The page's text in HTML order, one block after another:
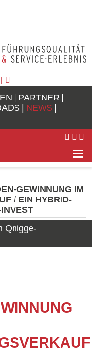
PARTNER
NEWS
GEWINNUNG IM
/ EIN HYBRID-
Qnigge-